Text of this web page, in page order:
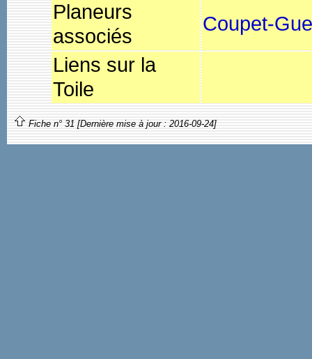
Planeurs
associés
Coupet-
Liens sur la
Toile
Fiche n° 31 [Dernière mise à jour : 2016-09-24]